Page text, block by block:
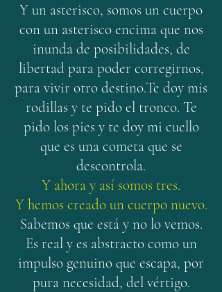
Y un asterisco, somos un cuerpo
con un asterisco encima que nos
inunda de posibilidades, de
libertad para poder corregirnos,
para vivir otro destino.Te doy mis
rodillas y te pido el tronco. Te
pido los pies y te doy mi cuello
que es una cometa que se
descontrola.
Y ahora y así somos tres.
Y hemos creado un cuerpo nuevo.
Sabemos que está y no lo vemos.
Es real y es abstracto como un
impulso genuino que escapa, por
pura necesidad, del vértigo.